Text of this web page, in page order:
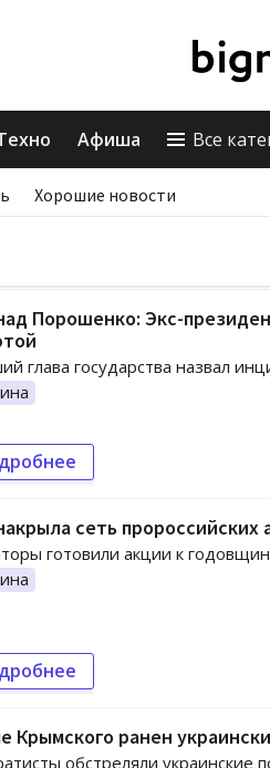
Афиша Все
Хорошие новости
Порошенко: Экс-
глава государства назвал
сеть пророссийских
готовили акции к
Крымского ранен
обстреляли украинские